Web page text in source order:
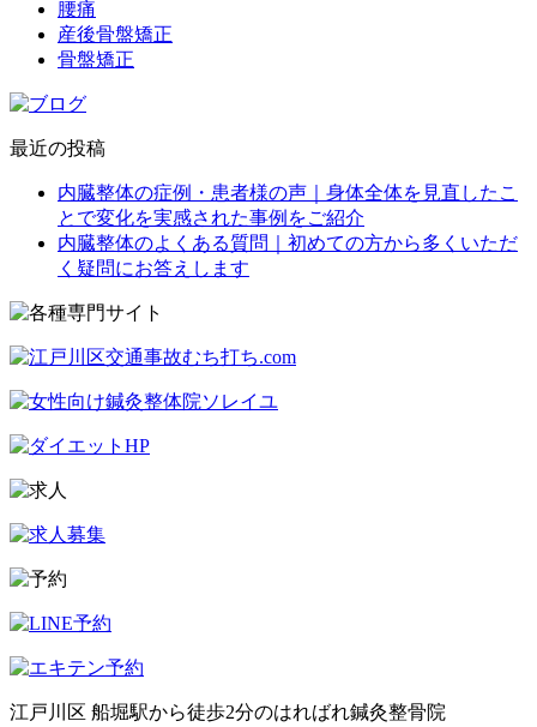
腰痛
産後骨盤矯正
骨盤矯正
最近の投稿
内臓整体の症例・患者様の声｜身体全体を見直したこ
とで変化を実感された事例をご紹介
内臓整体のよくある質問｜初めての方から多くいただ
く疑問にお答えします
江戸川区 船堀駅から徒歩2分のはればれ鍼灸整骨院